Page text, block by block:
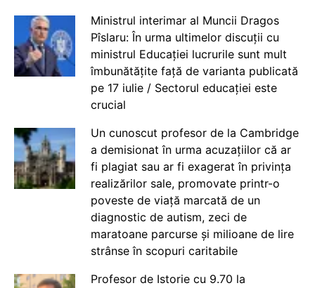
Ministrul interimar al Muncii Dragos
Pîslaru: În urma ultimelor discuții cu
ministrul Educației lucrurile sunt mult
îmbunătățite față de varianta publicată
pe 17 iulie / Sectorul educației este
crucial
Un cunoscut profesor de la Cambridge
a demisionat în urma acuzațiilor că ar
fi plagiat sau ar fi exagerat în privința
realizărilor sale, promovate printr-o
poveste de viață marcată de un
diagnostic de autism, zeci de
maratoane parcurse și milioane de lire
strânse în scopuri caritabile
Profesor de Istorie cu 9.70 la